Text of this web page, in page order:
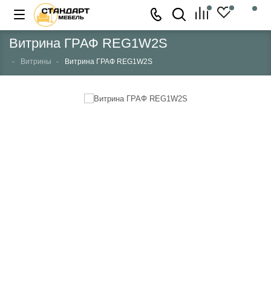
Витрина ГРАФ REG1W2S
Витрины Витрина ГРАФ REG1W2S